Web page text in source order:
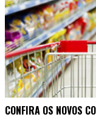
CONFIRA OS NOVOS